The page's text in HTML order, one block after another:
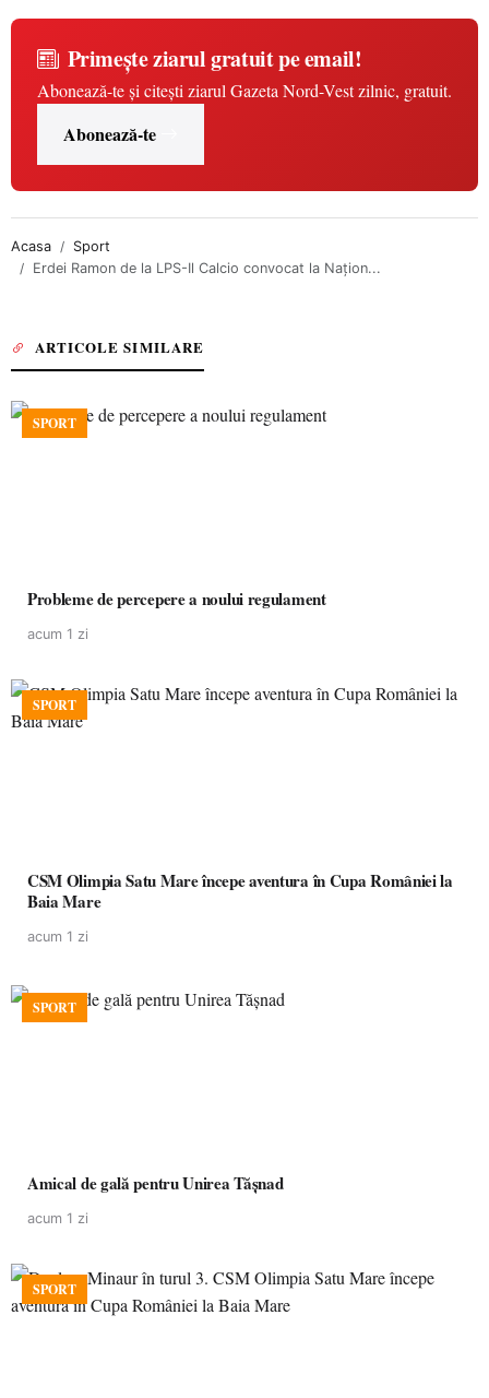
Primește ziarul gratuit pe email!
Abonează-te și citești ziarul Gazeta Nord-Vest zilnic, gratuit.
Abonează-te
Acasa
Sport
Erdei Ramon de la LPS-Il Calcio convocat la Națion...
ARTICOLE SIMILARE
SPORT
Probleme de percepere a noului regulament
acum 1 zi
SPORT
CSM Olimpia Satu Mare începe aventura în Cupa României la
Baia Mare
acum 1 zi
SPORT
Amical de gală pentru Unirea Tășnad
acum 1 zi
SPORT